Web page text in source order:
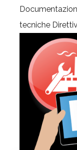
tecniche